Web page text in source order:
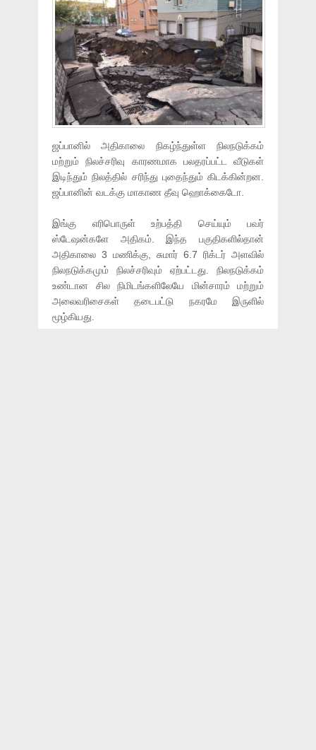
ஜப்பானில் அதிகாலை நிகழ்ந்துள்ள நிலநடுக்கம்
மற்றும் நிலச்சரிவு காரணமாக பலதரப்பட்ட வீடுகள்
இடிந்தும் நிலத்தில் சரிந்து புதைந்தும் கிடக்கின்றன.
ஜப்பானின் வடக்கு மாகாண தீவு ஹொக்கைடோ.
இங்கு எரிபொருள் உற்பத்தி செய்யும் பவர்
ஸ்டேஷன்களே அதிகம். இந்த பகுதிகளில்தான்
அதிகாலை 3 மணிக்கு, சுமார் 6.7 ரிக்டர் அளவில்
நிலநடுக்கமும் நிலச்சரிவும் ஏற்பட்டது. நிலநடுக்கம்
உண்டான சில நிமிடங்களிலேயே மின்சாரம் மற்றும்
அலைவரிசைகள் தடைபட்டு நகரமே இருளில்
மூழ்கியது.